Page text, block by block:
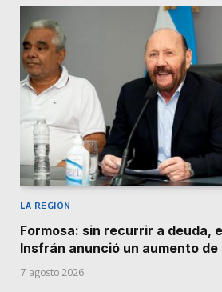
LA REGIÓN
Formosa: sin recurrir a deuda,
Insfrán anunció un aumento de
7 agosto 2026